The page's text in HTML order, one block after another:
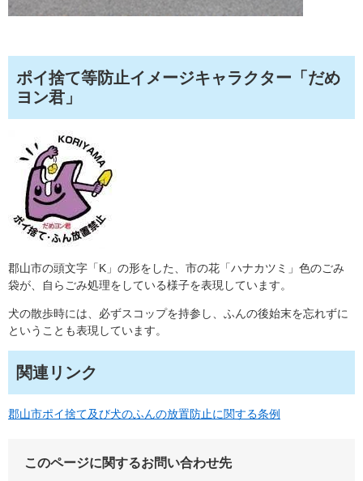
ポイ捨て等防止イメージキャラクター「だめ
ヨン君」
郡山市の頭文字「K」の形をした、市の花「ハナカツミ」色のごみ
袋が、自らごみ処理をしている様子を表現しています。
犬の散歩時には、必ずスコップを持参し、ふんの後始末を忘れずに
ということも表現しています。
関連リンク
郡山市ポイ捨て及び犬のふんの放置防止に関する条例
このページに関するお問い合わせ先